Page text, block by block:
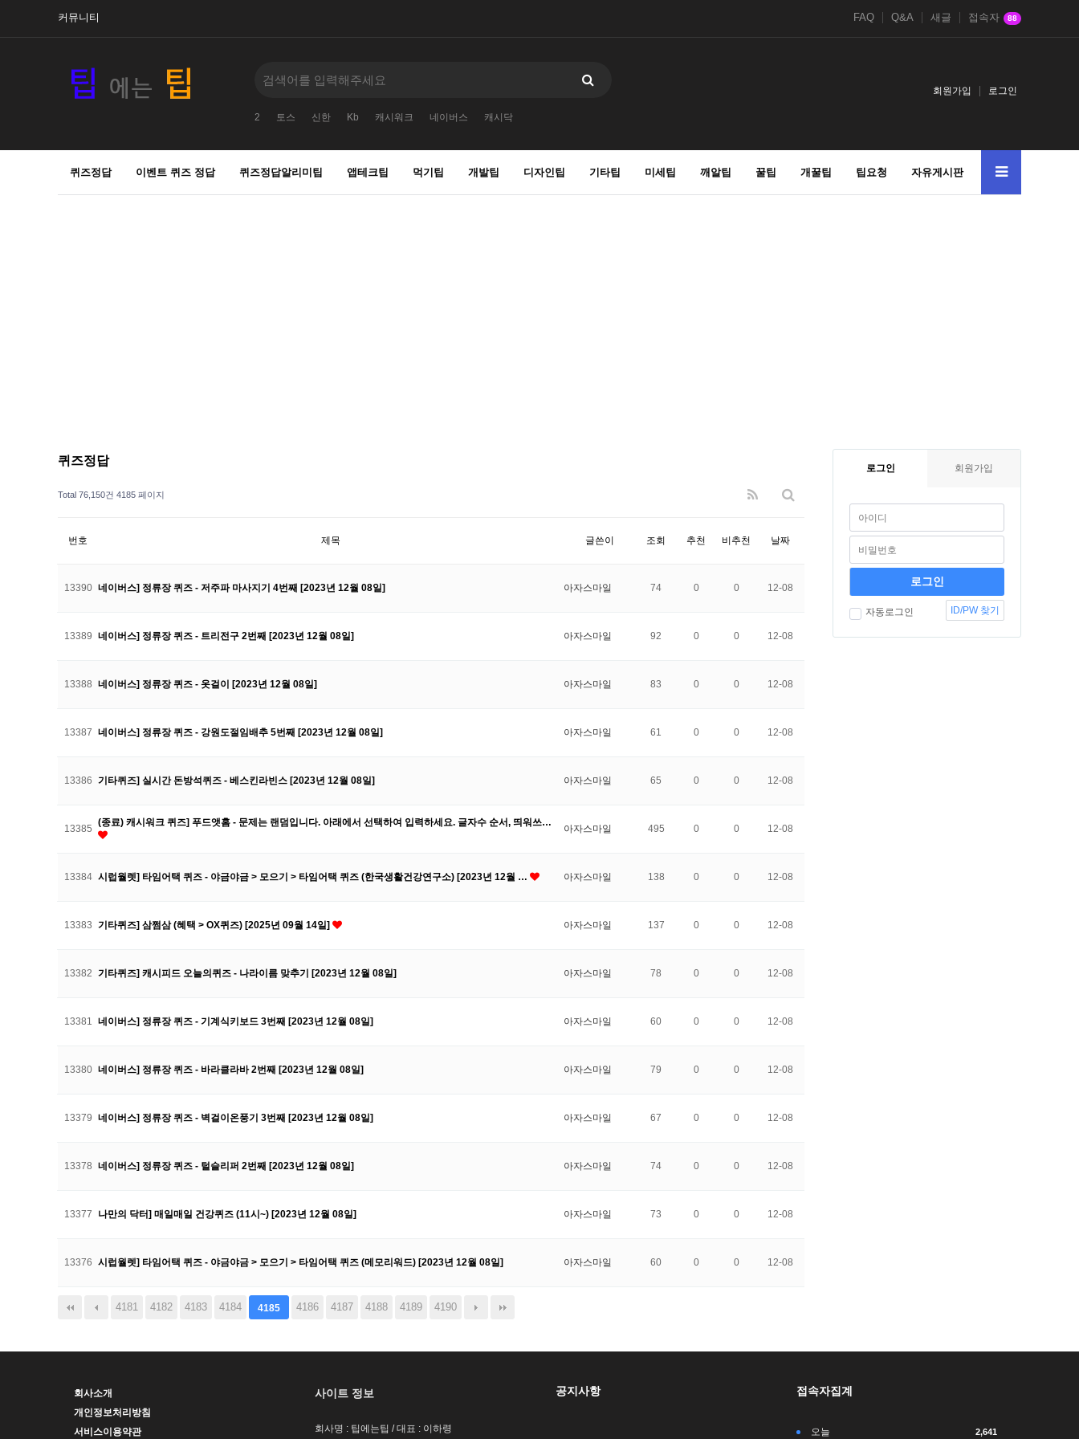
커뮤니티 FAQ Q&A 새글 접속자 88
2 토스 신한 Kb 캐시워크 네이버스 캐시닥
회원가입 로그인
퀴즈정답 이벤트 퀴즈 정답 퀴즈정답알리미팁 앱테크팁 먹기팁 개발팁 디자인팁 기타팁 미세팁 깨알팁 꿀팁 개꿀팁 팁요청 자유게시판
퀴즈정답
Total 76,150건 4185 페이지
번호 제목 글쓴이 조회 추천 비추천 날짜
13390 네이버스] 정류장 퀴즈 - 저주파 마사지기 4번째 [2023년 12월 08일] 아자스마일 74 0 0 12-08
13389 네이버스] 정류장 퀴즈 - 트리전구 2번째 [2023년 12월 08일] 아자스마일 92 0 0 12-08
13388 네이버스] 정류장 퀴즈 - 옷걸이 [2023년 12월 08일] 아자스마일 83 0 0 12-08
13387 네이버스] 정류장 퀴즈 - 강원도절임배추 5번째 [2023년 12월 08일] 아자스마일 61 0 0 12-08
13386 기타퀴즈] 실시간 돈방석퀴즈 - 베스킨라빈스 [2023년 12월 08일] 아자스마일 65 0 0 12-08
13385
(종료) 캐시워크 퀴즈] 푸드앳홈 - 문제는 랜덤입니다. 아래에서 선택하여 입력하세요. 글자수 순서, 띄워쓰…
아자스마일 495 0 0 12-08
13384 시럽월렛] 타임어택 퀴즈 - 야금야금 > 모으기 > 타임어택 퀴즈 (한국생활건강연구소) [2023년 12월 … 아자스마일 138 0 0 12-08
13383 기타퀴즈] 삼쩜삼 (혜택 > OX퀴즈) [2025년 09월 14일] 아자스마일 137 0 0 12-08
13382 기타퀴즈] 캐시피드 오늘의퀴즈 - 나라이름 맞추기 [2023년 12월 08일] 아자스마일 78 0 0 12-08
13381 네이버스] 정류장 퀴즈 - 기계식키보드 3번째 [2023년 12월 08일] 아자스마일 60 0 0 12-08
13380 네이버스] 정류장 퀴즈 - 바라클라바 2번째 [2023년 12월 08일] 아자스마일 79 0 0 12-08
13379 네이버스] 정류장 퀴즈 - 벽걸이온풍기 3번째 [2023년 12월 08일] 아자스마일 67 0 0 12-08
13378 네이버스] 정류장 퀴즈 - 털슬리퍼 2번째 [2023년 12월 08일] 아자스마일 74 0 0 12-08
13377 나만의 닥터] 매일매일 건강퀴즈 (11시~) [2023년 12월 08일] 아자스마일 73 0 0 12-08
13376 시럽월렛] 타임어택 퀴즈 - 야금야금 > 모으기 > 타임어택 퀴즈 (메모리워드) [2023년 12월 08일] 아자스마일 60 0 0 12-08
4181 4182 4183 4184 4185 4186 4187 4188 4189 4190
다음 맨끝
로그인 회원가입
자동로그인 ID/PW 찾기
회사소개
개인정보처리방침
서비스이용약관
사이트 정보
회사명 : 팁에는팁 / 대표 : 이하령
공지사항 접속자집계
오늘 2,641